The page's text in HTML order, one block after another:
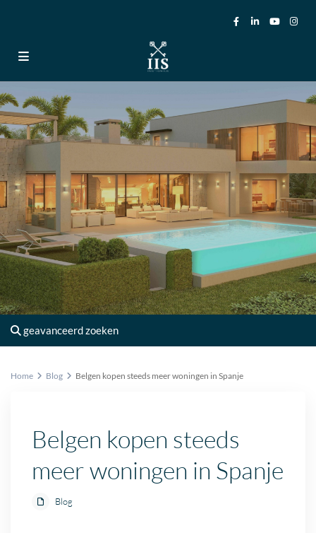
geavanceerd zoeken
Home Blog Belgen kopen steeds meer woningen in Spanje
Belgen kopen steeds
meer woningen in Spanje
Blog